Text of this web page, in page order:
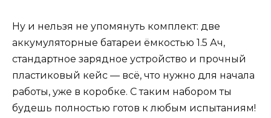
Ну и нельзя не упомянуть комплект: две
аккумуляторные батареи ёмкостью 1.5 Ач,
стандартное зарядное устройство и прочный
пластиковый кейс — всё, что нужно для начала
работы, уже в коробке. С таким набором ты
будешь полностью готов к любым испытаниям!